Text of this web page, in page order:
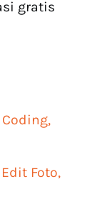
gratis
Foto,